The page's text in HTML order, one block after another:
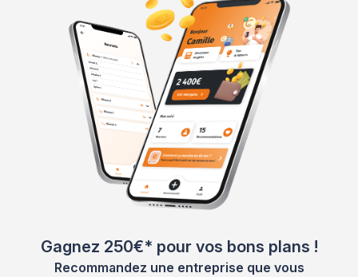
Gagnez 250€* pour vos bons plans !
Recommandez une entreprise que vous